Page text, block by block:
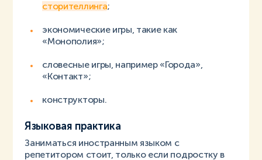
сторителлинга;
экономические игры, такие как
«Монополия»;
словесные игры, например «Города»,
«Контакт»;
конструкторы.
Языковая практика
Заниматься иностранным языком с
репетитором стоит, только если подростку в